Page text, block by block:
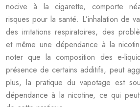
nocive à la cigarette, comporte
risques pour la santé. L’inhalation de
des irritations respiratoires, des
et même une dépendance à la
noter que la composition des e-
présence de certains additifs, peut
plus, la pratique du vapotage est
dépendance à la nicotine, ce qui